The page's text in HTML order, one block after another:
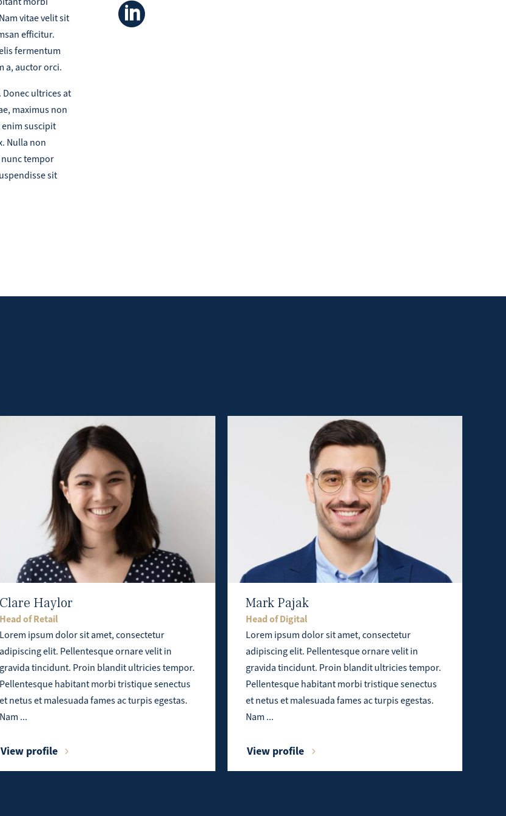
vitae velit sit
efficitur.
fermentum
a, auctor orci.
Donec ultrices at
maximus non
suscipit
Nulla non
tempor
sit

Clare Haylor
Head of Retail
Lorem ipsum dolor sit amet, consectetur
adipiscing elit. Pellentesque ornare velit in
gravida tincidunt. Proin blandit ultricies tempor.
Pellentesque habitant morbi tristique senectus
et netus et malesuada fames ac turpis egestas.
Nam ...
View profile
Mark Pajak
Head of Digital
Lorem ipsum dolor sit amet, consectetur
adipiscing elit. Pellentesque ornare velit in
gravida tincidunt. Proin blandit ultricies tempor.
Pellentesque habitant morbi tristique senectus
et netus et malesuada fames ac turpis egestas.
Nam ...
View profile